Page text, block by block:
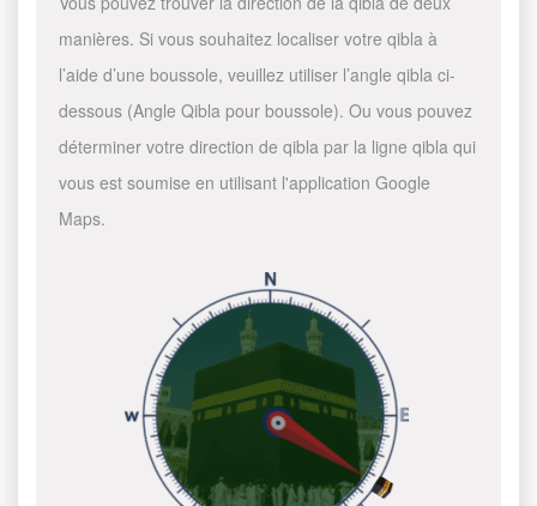
manières. Si vous souhaitez localiser votre qibla à
l’aide d’une boussole, veuillez utiliser l’angle qibla ci-
dessous (Angle Qibla pour boussole). Ou vous pouvez
déterminer votre direction de qibla par la ligne qibla qui
vous est soumise en utilisant l'application Google
Maps.